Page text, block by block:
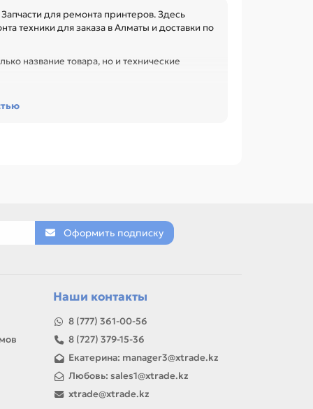
для ремонта принтеров. Здесь
техники для заказа в Алматы и доставки по
название товара, но и технические
офиса, сервисного центра или
Оформить подписку
Наши контакты
8 (777) 361-00-56
8 (727) 379-15-36
Екатерина: manager3@xtrade.kz
Любовь: sales1@xtrade.kz
xtrade@xtrade.kz